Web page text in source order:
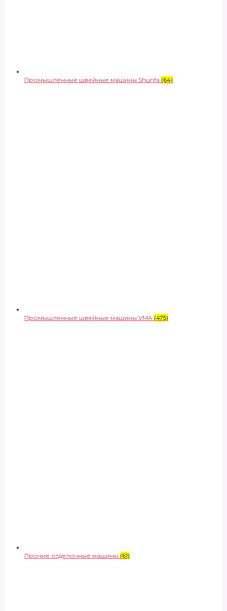
Промышленные швейные машины Shunfa (64)
Промышленные швейные машины VMA (475)
Прочие отделочные машины (61)